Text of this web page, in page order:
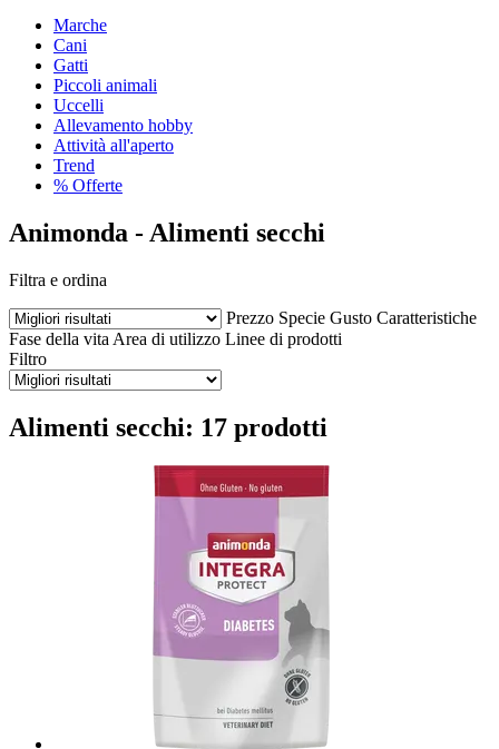
Marche
Cani
Gatti
Piccoli animali
Uccelli
Allevamento hobby
Attività all'aperto
Trend
% Offerte
Animonda - Alimenti secchi
Filtra e ordina
Prezzo Specie Gusto Caratteristiche
Fase della vita Area di utilizzo Linee di prodotti
Filtro
Alimenti secchi: 17 prodotti